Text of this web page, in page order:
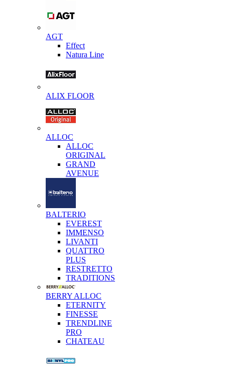
AGT
Effect
Natura Line
ALIX FLOOR
ALLOC
ALLOC
ORIGINAL
GRAND
AVENUE
BALTERIO
EVEREST
IMMENSO
LIVANTI
QUATTRO
PLUS
RESTRETTO
TRADITIONS
BERRY ALLOC
ETERNITY
FINESSE
TRENDLINE
PRO
CHATEAU